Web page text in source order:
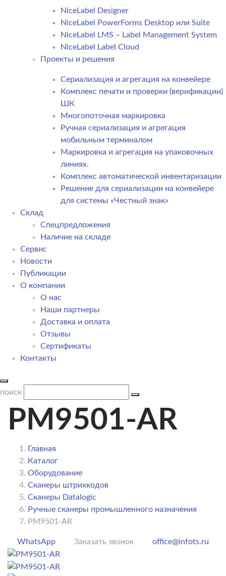
NiceLabel Designer
NiceLabel PowerForms Desktop или Suite
NiceLabel LMS – Label Management System
NiceLabel Label Cloud
Проекты и решения
Сериализация и агрегация на конвейере
Комплекс печати и проверки (верификации)
ШК
Многопоточная маркировка
Ручная сериализация и агрегация
мобильным терминалом
Маркировка и агрегация на упаковочных
линиях.
Комплекс автоматической инвентаризации
Решение для сериализации на конвейере
для системы «Честный знак»
Склад
Спецпредложения
Наличие на складе
Сервис
Новости
Публикации
О компании
О нас
Наши партнеры
Доставка и оплата
Отзывы
Сертификаты
Контакты
поиск
PM9501-AR
Главная
Каталог
Оборудование
Сканеры штрихкодов
Сканеры Datalogic
Ручные сканеры промышленного назначения
PM9501-AR
WhatsApp Заказать звонок office@infots.ru